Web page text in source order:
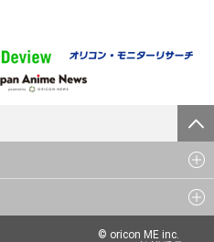
© oricon ME inc.